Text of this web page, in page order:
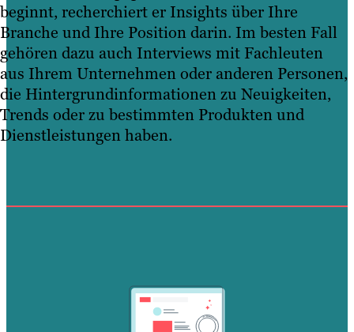
beginnt, recherchiert er Insights über Ihre
Branche und Ihre Position darin. Im besten Fall
gehören dazu auch Interviews mit Fachleuten
aus Ihrem Unternehmen oder anderen Personen,
die Hintergrundinformationen zu Neuigkeiten,
Trends oder zu bestimmten Produkten und
Dienstleistungen haben.